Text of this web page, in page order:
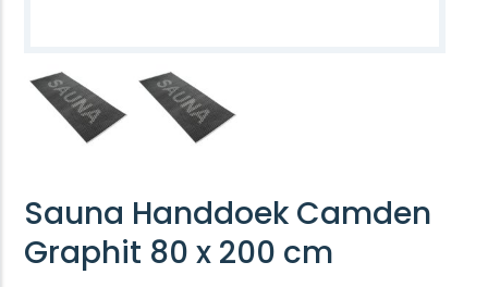
Sauna Handdoek Camden
Graphit 80 x 200 cm